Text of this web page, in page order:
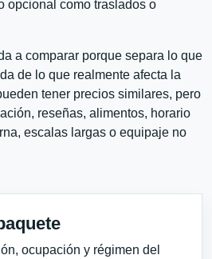
opcional como traslados o
a comparar porque separa lo que
de lo que realmente afecta la
tener precios similares, pero
reseñas, alimentos, horario
escalas largas o equipaje no
ocupación y régimen del